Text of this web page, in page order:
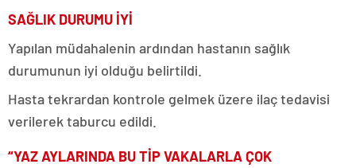
SAĞLIK DURUMU İYİ
Yapılan müdahalenin ardından hastanın sağlık
durumunun iyi olduğu belirtildi.
Hasta tekrardan kontrole gelmek üzere ilaç tedavisi
verilerek taburcu edildi.
“YAZ AYLARINDA BU TİP VAKALARLA ÇOK